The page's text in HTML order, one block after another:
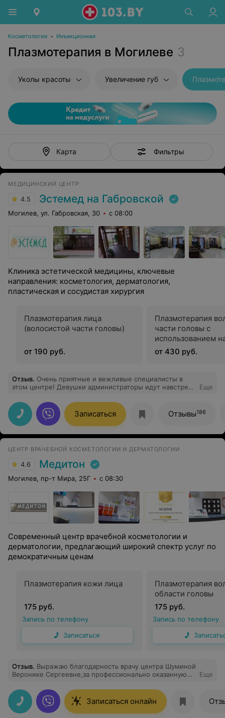
Косметология • Инъекционная
Плазмотерапия в Могилеве 3
Уколы красоты Увеличение губ
Карта Фильтры
МЕДИЦИНСКИЙ ЦЕНТР
4.5 Эстемед на Габровской
Могилев, ул. Габровская, 30 с 08:00
Клиника эстетической медицины, ключевые
направления: косметология, дерматология,
пластическая и сосудистая хирургия
Плазмотерапия лица
(волосистой части головы)
от 190 руб.
Плазмотерапия
части головы с
использованием
RegenLab
от 430 руб.
Отзыв. Очень приятные и вежливые специалисты в
этом центре! Девушки администраторы идут навстречу
специалистам тоже никаких вопросов: всё грамотно,
доступно и ничего лишнего) Рекомендую!
Еще
Записаться Отзывы186
ЦЕНТР ВРАЧЕБНОЙ КОСМЕТОЛОГИИ И ДЕРМАТОЛОГИИ
4.6 Медитон
Могилев, пр-т Мира, 25Г с 08:30
Современный центр врачебной косметологии и
дерматологии, предлагающий широкий спектр услуг по
демократичным ценам
Плазмотерапия кожи лица
175 руб.
Запись по телефону
Записаться
Плазмотерапия
области головы
175 руб.
Запись по телефону
Отзыв. Выражаю благодарность врачу центра Шуминой
Веронике Сергеевне,за профессионально оказанную
Еще
Записаться онлайн